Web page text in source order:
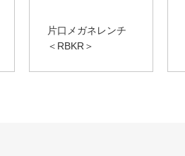
片口メガネレンチ
＜RBKR＞